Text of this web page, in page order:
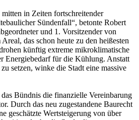
in Zeiten fortschreitender
Sündenfall“, betonte Robert
und 1. Vorsitzender von
das schon heute zu den heißesten
künftig extreme mikroklimatische
Energiebedarf für die Kühlung. Anstatt
setzen, winke die Stadt eine massive
Bündnis die finanzielle Vereinbarung
Durch das neu zugestandene Baurecht
geschätzte Wertsteigerung von über